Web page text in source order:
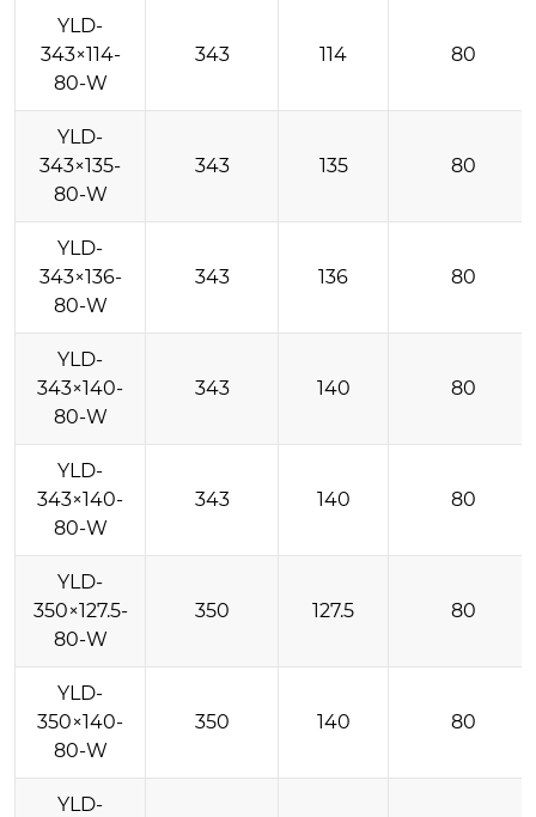
YLD-
343×114-
80-W
343 114 80
YLD-
343×135-
80-W
343 135 80
YLD-
343×136-
80-W
343 136 80
YLD-
343×140-
80-W
343 140 80
YLD-
343×140-
80-W
343 140 80
YLD-
350×127.5-
80-W
350 127.5 80
YLD-
350×140-
80-W
350 140 80
YLD-